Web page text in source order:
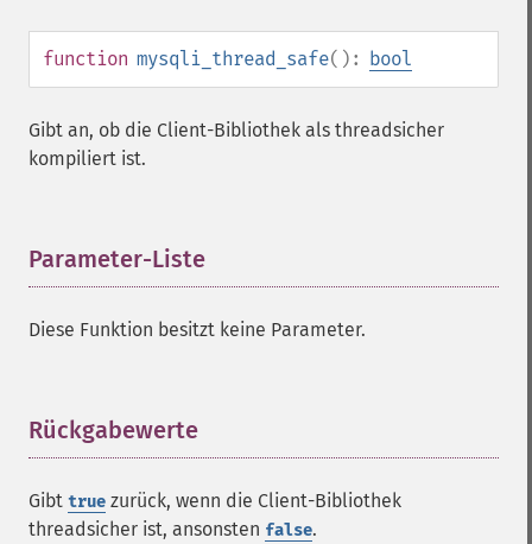
function mysqli_thread_safe(): bool
Gibt an, ob die Client-Bibliothek als threadsicher
kompiliert ist.
Parameter-Liste
Diese Funktion besitzt keine Parameter.
Rückgabewerte
Gibt true zurück, wenn die Client-Bibliothek
threadsicher ist, ansonsten false.